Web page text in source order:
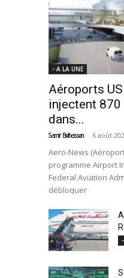
- A LA UNE
Aéroports
injectent
dans...
Samir Belhassen - 6 août
Aero-News
programme Airport
Federal Aviation
débloquer